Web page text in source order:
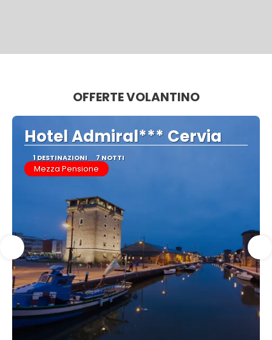
OFFERTE VOLANTINO
Hotel Admiral*** Cervia
1 DESTINAZIONI 7 NOTTI
Mezza Pensione